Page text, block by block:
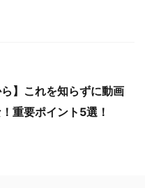
ら】これを知らずに動画
重要ポイント5選！